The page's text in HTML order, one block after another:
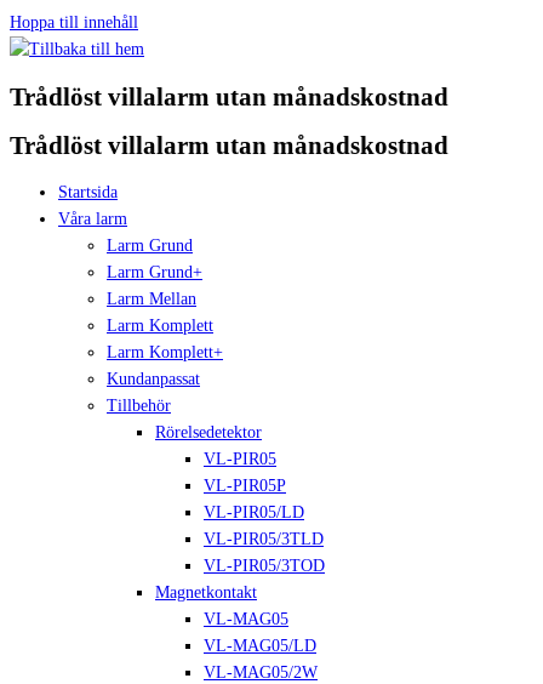
Hoppa till innehåll
Trådlöst villalarm utan månadskostnad
Trådlöst villalarm utan månadskostnad
Startsida
Våra larm
Larm Grund
Larm Grund+
Larm Mellan
Larm Komplett
Larm Komplett+
Kundanpassat
Tillbehör
Rörelsedetektor
VL-PIR05
VL-PIR05P
VL-PIR05/LD
VL-PIR05/3TLD
VL-PIR05/3TOD
Magnetkontakt
VL-MAG05
VL-MAG05/LD
VL-MAG05/2W